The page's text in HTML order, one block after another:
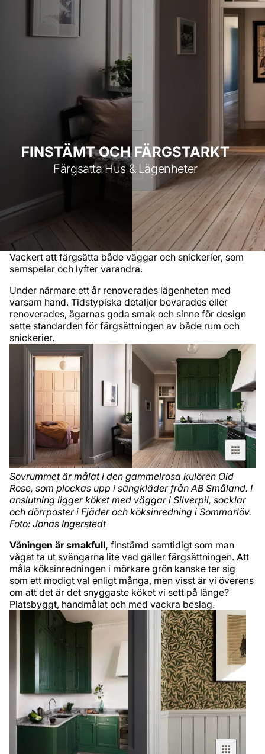
FINSTÄMT OCH FÄRGSTARKT
Färgsatta Hus & Lägenheter
Vackert att färgsätta både väggar och snickerier, som
samspelar och lyfter varandra.
Under närmare ett år renoverades lägenheten med
varsam hand. Tidstypiska detaljer bevarades eller
renoverades, ägarnas goda smak och sinne för design
satte standarden för färgsättningen av både rum och
snickerier.
Sovrummet är målat i den gammelrosa kulören Old
Rose, som plockas upp i sängkläder från AB Småland. I
anslutning ligger köket med väggar i Silverpil, socklar
och dörrposter i Fjäder och köksinredning i Sommarlöv.
Foto: Jonas Ingerstedt
Våningen är smakfull, finstämd samtidigt som man
vågat ta ut svängarna lite vad gäller färgsättningen. Att
måla köksinredningen i mörkare grön kanske ter sig
som ett modigt val enligt många, men visst är vi överens
om att det är det snyggaste köket vi sett på länge?
Platsbyggt, handmålat och med vackra beslag.